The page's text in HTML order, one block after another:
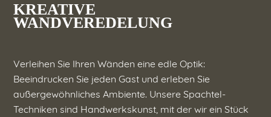
KREATIVE
WANDVEREDELUNG
Verleihen Sie Ihren Wänden eine edle Optik:
Beeindrucken Sie jeden Gast und erleben Sie
außergewöhnliches Ambiente. Unsere Spachtel-
Techniken sind Handwerkskunst, mit der wir ein Stück